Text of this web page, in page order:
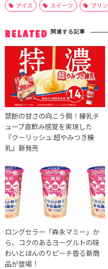
アイス スイーツ プリン
RELATED 関連する記事
禁断の甘さの向こう側！練乳チ
ューブ直飲み感覚を実現した
『クーリッシュ 超やみつき練
乳』新発売
ロングセラー「森永マミー」か
ら、コクのあるヨーグルトの味
わいとほんのりピーチ香る新商
品が登場！